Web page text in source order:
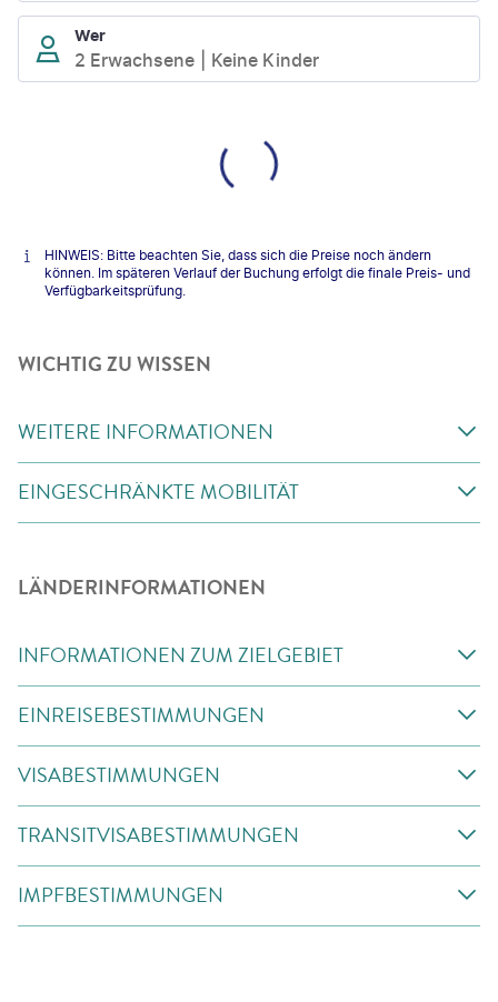
Wer
2 Erwachsene Keine Kinder
HINWEIS: Bitte beachten Sie, dass sich die Preise noch ändern
können. Im späteren Verlauf der Buchung erfolgt die finale Preis- und
Verfügbarkeitsprüfung.
WICHTIG ZU WISSEN
WEITERE INFORMATIONEN
EINGESCHRÄNKTE MOBILITÄT
LÄNDERINFORMATIONEN
INFORMATIONEN ZUM ZIELGEBIET
EINREISEBESTIMMUNGEN
VISABESTIMMUNGEN
TRANSITVISABESTIMMUNGEN
IMPFBESTIMMUNGEN